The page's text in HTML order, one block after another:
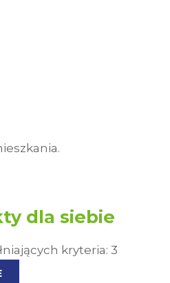
dla siebie
kryteria: 3